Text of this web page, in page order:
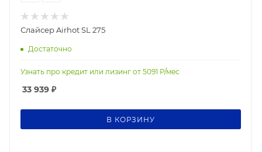
Слайсер Airhot SL 275
Достаточно
Узнать про кредит или лизинг от 5091 Р/мес
33 939 ₽
В КОРЗИНУ